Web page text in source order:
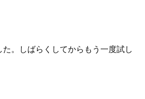
、四輪駆動車愛好家、ブッシュ
クン ヒルの北側で唯一のこのユ
楽しむでしょう。
た。しばらくしてからもう一度試し